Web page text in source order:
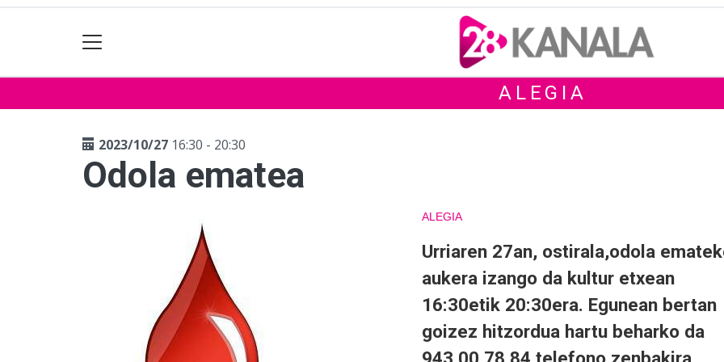
ALEGIA
2023/10/27 16:30 - 20:30
Odola ematea
ALEGIA
Urriaren 27an, ostirala,odola
aukera izango da kultur etxean
16:30etik 20:30era. Egunean bertan
goizez hitzordua hartu beharko da